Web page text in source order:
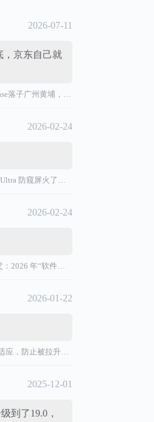
2026-07-11
，京东自己就
加码机器人产业基础设施布局
2026-02-24
全球核心战略伙伴名单大曝光
2026-02-24
软件工程师”退出历史舞台
2026-01-22
，防止被拉升变形
2025-12-01
到了19.0，